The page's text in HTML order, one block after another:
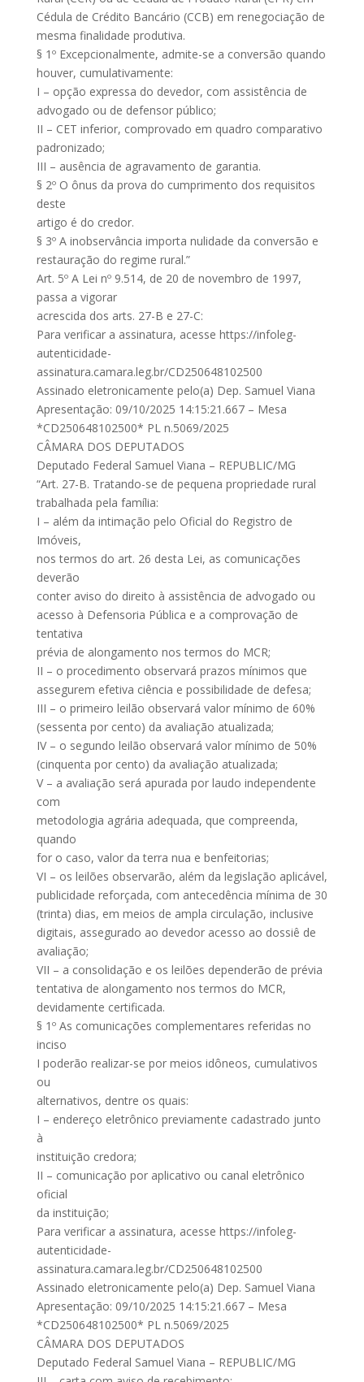
Cédula de Crédito Bancário (CCB) em renegociação de
mesma finalidade produtiva.
§ 1º Excepcionalmente, admite-se a conversão quando
houver, cumulativamente:
I – opção expressa do devedor, com assistência de
advogado ou de defensor público;
II – CET inferior, comprovado em quadro comparativo
padronizado;
III – ausência de agravamento de garantia.
§ 2º O ônus da prova do cumprimento dos requisitos
deste
artigo é do credor.
§ 3º A inobservância importa nulidade da conversão e
restauração do regime rural.”
Art. 5º A Lei nº 9.514, de 20 de novembro de 1997,
passa a vigorar
acrescida dos arts. 27-B e 27-C:
Para verificar a assinatura, acesse https://infoleg-
autenticidade-
assinatura.camara.leg.br/CD250648102500
Assinado eletronicamente pelo(a) Dep. Samuel Viana
Apresentação: 09/10/2025 14:15:21.667 – Mesa
*CD250648102500* PL n.5069/2025
CÂMARA DOS DEPUTADOS
Deputado Federal Samuel Viana – REPUBLIC/MG
“Art. 27-B. Tratando-se de pequena propriedade rural
trabalhada pela família:
I – além da intimação pelo Oficial do Registro de
Imóveis,
nos termos do art. 26 desta Lei, as comunicações
deverão
conter aviso do direito à assistência de advogado ou
acesso à Defensoria Pública e a comprovação de
tentativa
prévia de alongamento nos termos do MCR;
II – o procedimento observará prazos mínimos que
assegurem efetiva ciência e possibilidade de defesa;
III – o primeiro leilão observará valor mínimo de 60%
(sessenta por cento) da avaliação atualizada;
IV – o segundo leilão observará valor mínimo de 50%
(cinquenta por cento) da avaliação atualizada;
V – a avaliação será apurada por laudo independente
com
metodologia agrária adequada, que compreenda,
quando
for o caso, valor da terra nua e benfeitorias;
VI – os leilões observarão, além da legislação aplicável,
publicidade reforçada, com antecedência mínima de 30
(trinta) dias, em meios de ampla circulação, inclusive
digitais, assegurado ao devedor acesso ao dossiê de
avaliação;
VII – a consolidação e os leilões dependerão de prévia
tentativa de alongamento nos termos do MCR,
devidamente certificada.
§ 1º As comunicações complementares referidas no
inciso
I poderão realizar-se por meios idôneos, cumulativos
ou
alternativos, dentre os quais:
I – endereço eletrônico previamente cadastrado junto
à
instituição credora;
II – comunicação por aplicativo ou canal eletrônico
oficial
da instituição;
Para verificar a assinatura, acesse https://infoleg-
autenticidade-
assinatura.camara.leg.br/CD250648102500
Assinado eletronicamente pelo(a) Dep. Samuel Viana
Apresentação: 09/10/2025 14:15:21.667 – Mesa
*CD250648102500* PL n.5069/2025
CÂMARA DOS DEPUTADOS
Deputado Federal Samuel Viana – REPUBLIC/MG